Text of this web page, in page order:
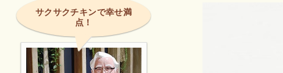
サクサクチキンで幸せ満
点！